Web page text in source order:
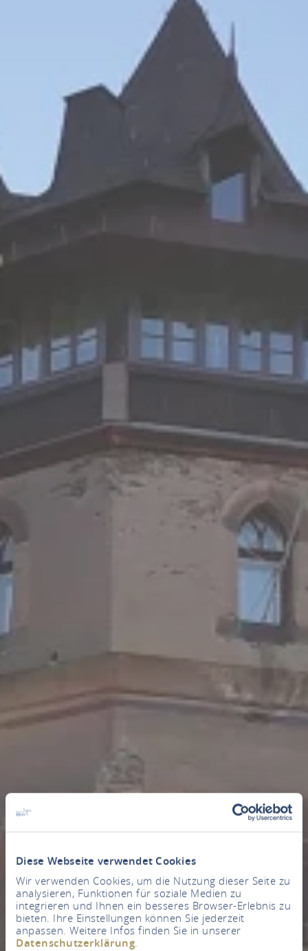
Diese Webseite verwendet Cookies
Wir verwenden Cookies, um die Nutzung dieser Seite zu
analysieren, Funktionen für soziale Medien zu
integrieren und Ihnen ein besseres Browser-Erlebnis zu
bieten. Ihre Einstellungen können Sie jederzeit
anpassen. Weitere Infos finden Sie in unserer
Datenschutzerklärung.